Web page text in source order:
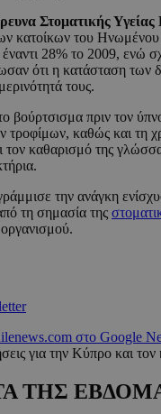
Στοματικής
κατοίκων του
28% το 2009, ενώ
ότι η κατάσταση των
τους.
βούρτσισμα πριν τον
καθώς και τη
τον καθαρισμό της
την ανάγκη
τη σημασία της
στο Google
για την Κύπρο και
ΤΗΣ